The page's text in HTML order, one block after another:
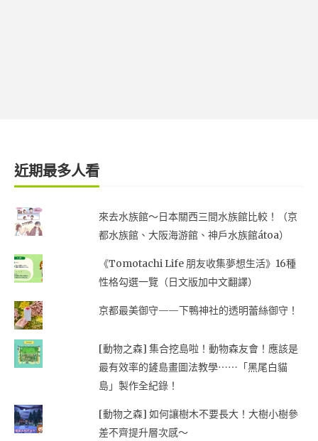
近期最多人看
來去水族館～日本關西三間水族館比較！（京
都水族館、大阪海游館、神戶水族館átoa）
《Tomotachi Life 朋友收集夢想生活》16種
性格勾選一覽（日文版加中文翻譯）
京都最美御守——下鴨神社的透明蕾絲御守！
[動物之森] 集合挖島啦！動物森友會！應該是
最有效率的鏟島畫圖法教學⋯⋯「黑尾白貓
島」製作全紀錄！
[動物之森] 如何讓樹木不要長大！大樹小樹參
差不齊提升層次感～